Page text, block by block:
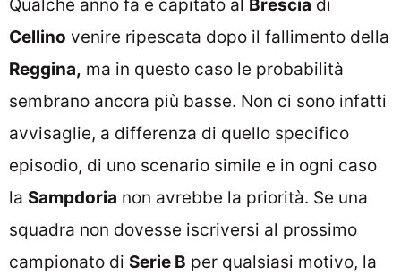
Qualche anno fa è capitato al Brescia di
Cellino venire ripescata dopo il fallimento della
Reggina, ma in questo caso le probabilità
sembrano ancora più basse. Non ci sono infatti
avvisaglie, a differenza di quello specifico
episodio, di uno scenario simile e in ogni caso
la Sampdoria non avrebbe la priorità. Se una
squadra non dovesse iscriversi al prossimo
campionato di Serie B per qualsiasi motivo, la